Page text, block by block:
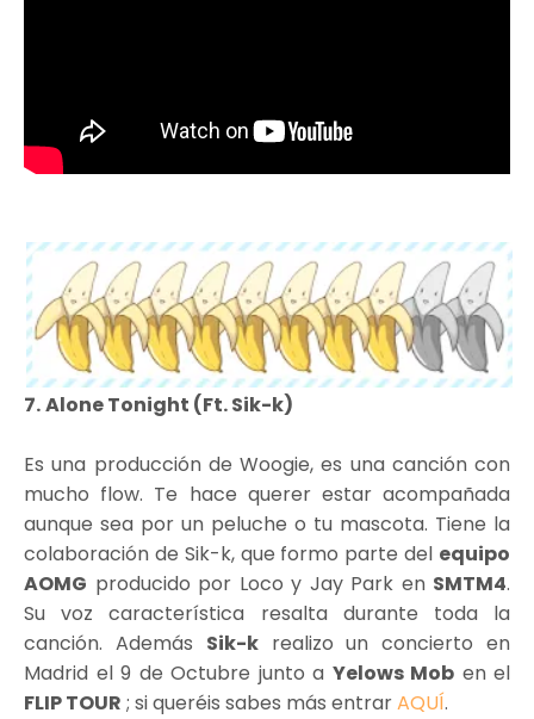
7.Alone Tonight (Ft. Sik-k)
Es una producción de Woogie, es una canción con
mucho flow. Te hace querer estar acompañada
aunque sea por un peluche o tu mascota. Tiene la
colaboración de Sik-k, que formo parte del equipo
AOMG producido por Loco y Jay Park en SMTM4.
Su voz característica resalta durante toda la
canción. Además Sik-krealizo un concierto en
Madrid el 9 de Octubre junto a Yelows Mob en el
FLIP TOUR ; si queréis sabes más entrarAQUÍ.